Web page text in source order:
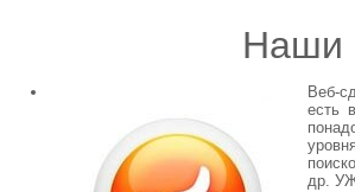
Наши
Веб-
есть
др.